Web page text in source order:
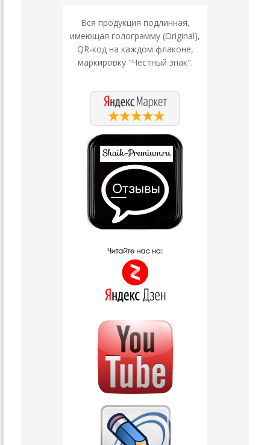
Вся продукция подлинная,
имеющая голограмму (Original),
QR-код на каждом флаконе,
маркировку "Честный знак".